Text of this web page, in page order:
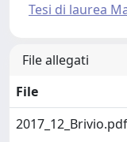
Tesi di laurea
File allegati
File
2017_12_Brivio.pdf